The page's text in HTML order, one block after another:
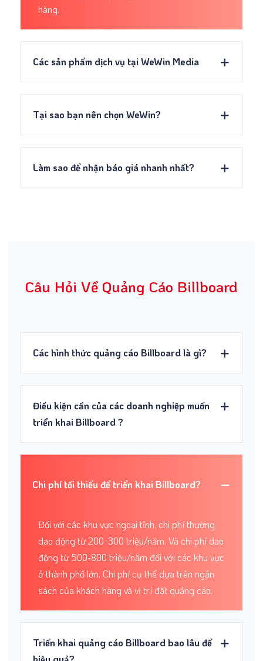
hàng.
Các sản phẩm dịch vụ tại WeWin Media
Tại sao bạn nên chọn WeWin?
Làm sao để nhận báo giá nhanh nhất?
Câu Hỏi Về Quảng Cáo Billboard
Các hình thức quảng cáo Billboard là gì?
Điều kiện cần của các doanh nghiệp muốn
triển khai Billboard ?
Chi phí tối thiểu để triển khai Billboard?
Đối với các khu vực ngoại tỉnh, chi phí thường
dao động từ 200-300 triệu/năm. Và chi phí dao
động từ 500-800 triệu/năm đối với các khu vực
ở thành phố lớn. Chi phí cụ thể dựa trên ngân
sách của khách hàng và vị trí đặt quảng cáo.
Triển khai quảng cáo Billboard bao lâu để